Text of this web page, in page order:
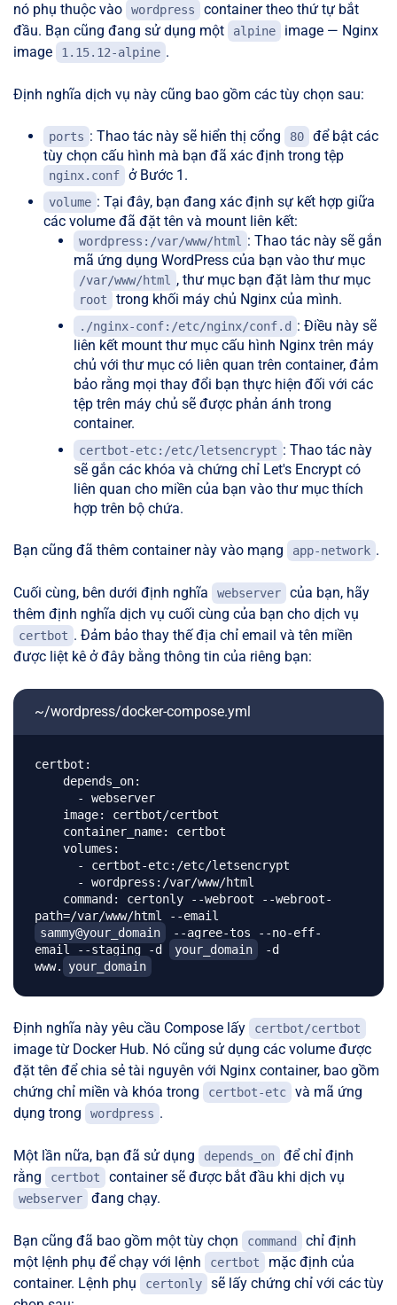
nó phụ thuộc vào
wordpress
container theo thứ tự bắt
đầu. Bạn cũng đang sử dụng một
alpine
image — Nginx
image
1.15.12-alpine .
Định nghĩa dịch vụ này cũng bao gồm các tùy chọn sau:
ports : Thao tác này sẽ hiển thị cổng 80
để bật các
tùy chọn cấu hình mà bạn đã xác định trong tệp
nginx.conf ở Bước 1.
volume : Tại đây, bạn đang xác định sự kết hợp giữa
các volume đã đặt tên và mount liên kết:
wordpress:/var/www/html
: Thao tác này sẽ gắn
mã ứng dụng WordPress của bạn vào thư mục
/var/www/html , thư mục bạn đặt làm thư mục
root trong khối máy chủ Nginx của mình.
./nginx-conf:/etc/nginx/conf.d : Điều này sẽ
liên kết mount thư mục cấu hình Nginx trên máy
chủ với thư mục có liên quan trên container, đảm
bảo rằng mọi thay đổi bạn thực hiện đối với các
tệp trên máy chủ sẽ được phản ánh trong
container.
certbot-etc:/etc/letsencrypt : Thao tác này
sẽ gắn các khóa và chứng chỉ Let's Encrypt có
liên quan cho miền của bạn vào thư mục thích
hợp trên bộ chứa.
Bạn cũng đã thêm container này vào mạng app-network .
Cuối cùng, bên dưới định nghĩa webserver
của bạn, hãy
thêm định nghĩa dịch vụ cuối cùng của bạn cho dịch vụ
certbot . Đảm bảo thay thế địa chỉ email và tên miền
được liệt kê ở đây bằng thông tin của riêng bạn:
~/wordpress/docker-compose.yml
certbot:
path=/var/www/html --email
sammy@your_domain
--agree-tos --no-eff-
email --staging -d
your_domain
-d
www.
your_domain
Định nghĩa này yêu cầu Compose lấy certbot/certbot
image từ Docker Hub. Nó cũng sử dụng các volume được
đặt tên để chia sẻ tài nguyên với Nginx container, bao gồm
chứng chỉ miền và khóa trong
certbot-etc
và mã ứng
dụng trong
wordpress .
Một lần nữa, bạn đã sử dụng depends_on
để chỉ định
rằng
certbot container sẽ được bắt đầu khi dịch vụ
webserver đang chạy.
Bạn cũng đã bao gồm một tùy chọn command
chỉ định
một lệnh phụ để chạy với lệnh
certbot
mặc định của
container. Lệnh phụ
certonly
sẽ lấy chứng chỉ với các tùy